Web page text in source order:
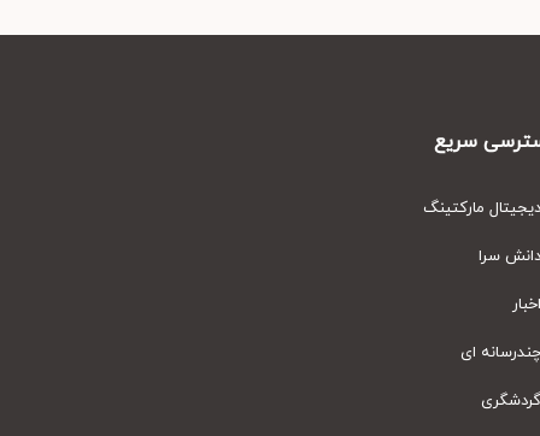
سریع
مارکتینگ
سرا
ای